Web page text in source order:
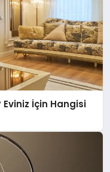
İçin Hangisi